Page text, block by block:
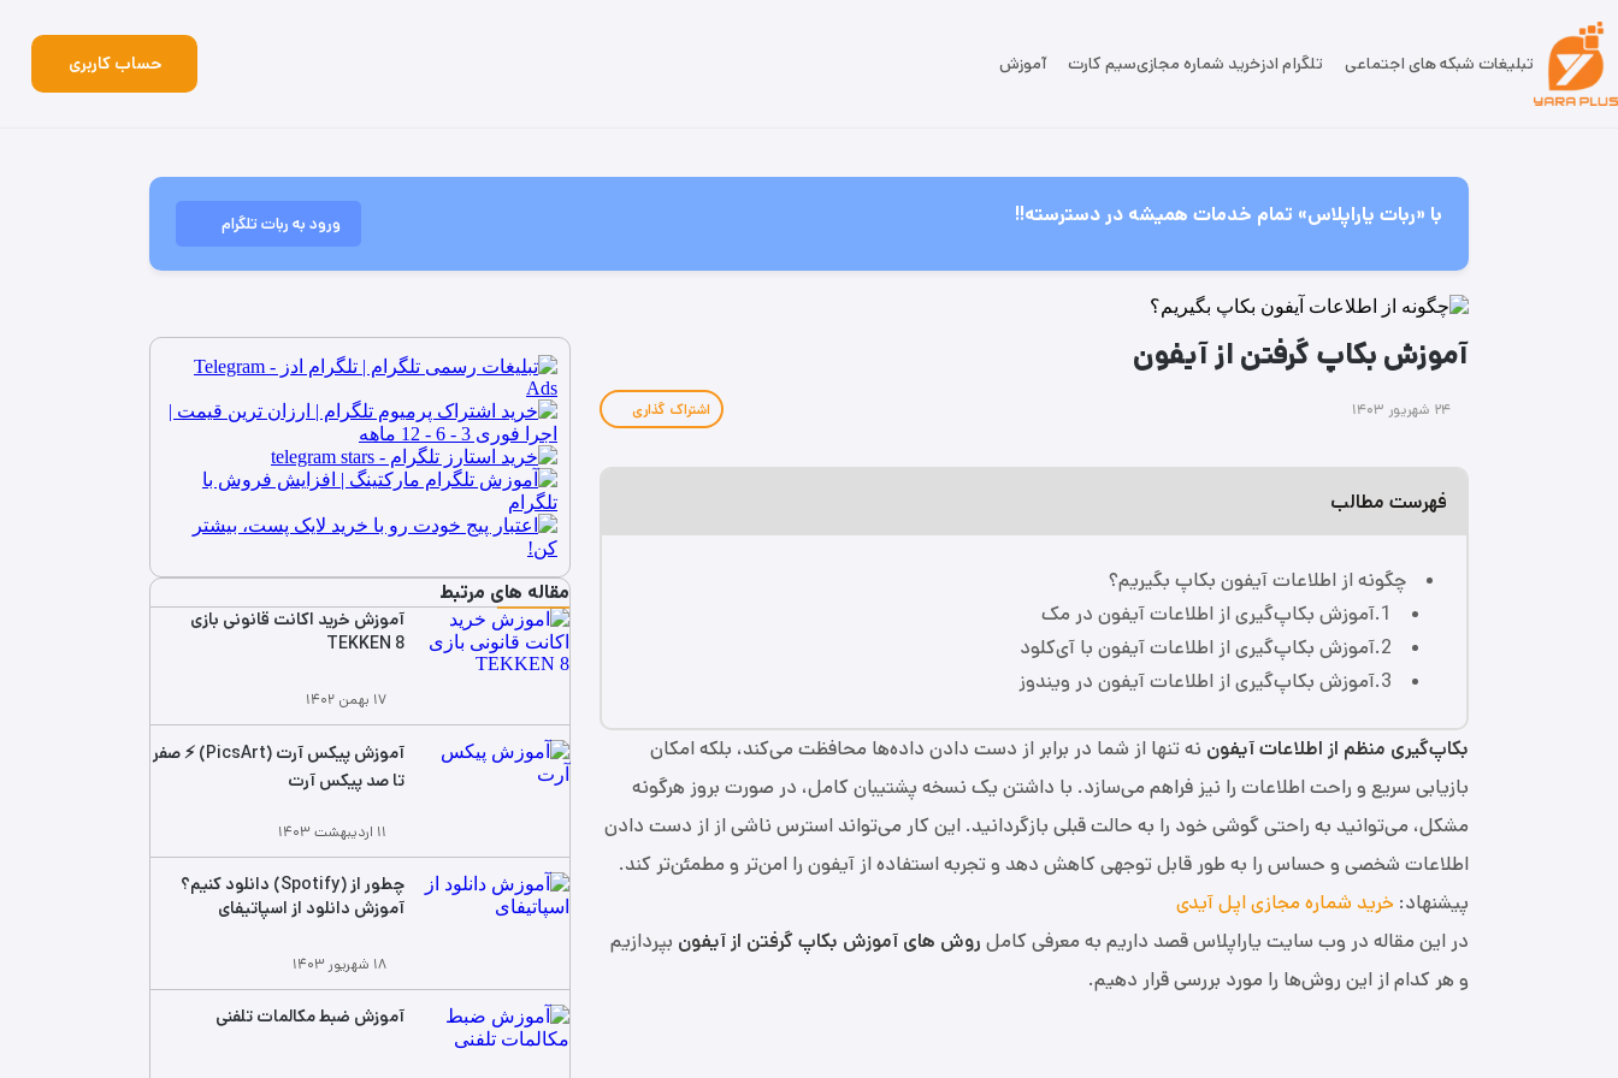
تبلیغات شبکه های اجتماعی تلگرام ادزخرید شماره مجازیسیم کارت آموزش حساب کاربری
با «ربات یاراپلاس» تمام خدمات همیشه در دسترسته!! ورود به ربات تلگرام
آموزش بکاپ گرفتن از آیفون
۲۴ شهریور ۱۴۰۳ اشتراک گذاری
فهرست مطالب
چگونه از اطلاعات آیفون بکاپ بگیریم؟
1.آموزش بکاپ‌گیری از اطلاعات آیفون در مک
2.آموزش بکاپ‌گیری از اطلاعات آیفون با آی‌کلود
3.آموزش بکاپ‌گیری از اطلاعات آیفون در ویندوز
بکاپ‌گیری منظم از اطلاعات آیفون نه تنها از شما در برابر از دست دادن داده‌ها محافظت می‌کند، بلکه امکان
بازیابی سریع و راحت اطلاعات را نیز فراهم می‌سازد. با داشتن یک نسخه پشتیبان کامل، در صورت بروز هرگونه
مشکل، می‌توانید به راحتی گوشی خود را به حالت قبلی بازگردانید. این کار می‌تواند استرس ناشی از از دست دادن
اطلاعات شخصی و حساس را به طور قابل توجهی کاهش دهد و تجربه استفاده از آیفون را امن‌تر و مطمئن‌تر کند.
پیشنهاد: خرید شماره مجازی اپل آیدی
در این مقاله در وب سایت یاراپلاس قصد داریم به معرفی کامل روش‌ های آموزش بکاپ گرفتن از آیفون بپردازیم
و هر کدام از این روش‌ها را مورد بررسی قرار دهیم.
مقاله های مرتبط
آموزش خرید اکانت قانونی بازی
TEKKEN 8
۱۷ بهمن ۱۴۰۲
آموزش پیکس آرت (PicsArt) ⚡ صفر
تا صد پیکس آرت
۱۱ اردیبهشت ۱۴۰۳
چطور از (Spotify) دانلود کنیم؟
آموزش دانلود از اسپاتیفای
۱۸ شهریور ۱۴۰۳
آموزش ضبط مکالمات تلفنی